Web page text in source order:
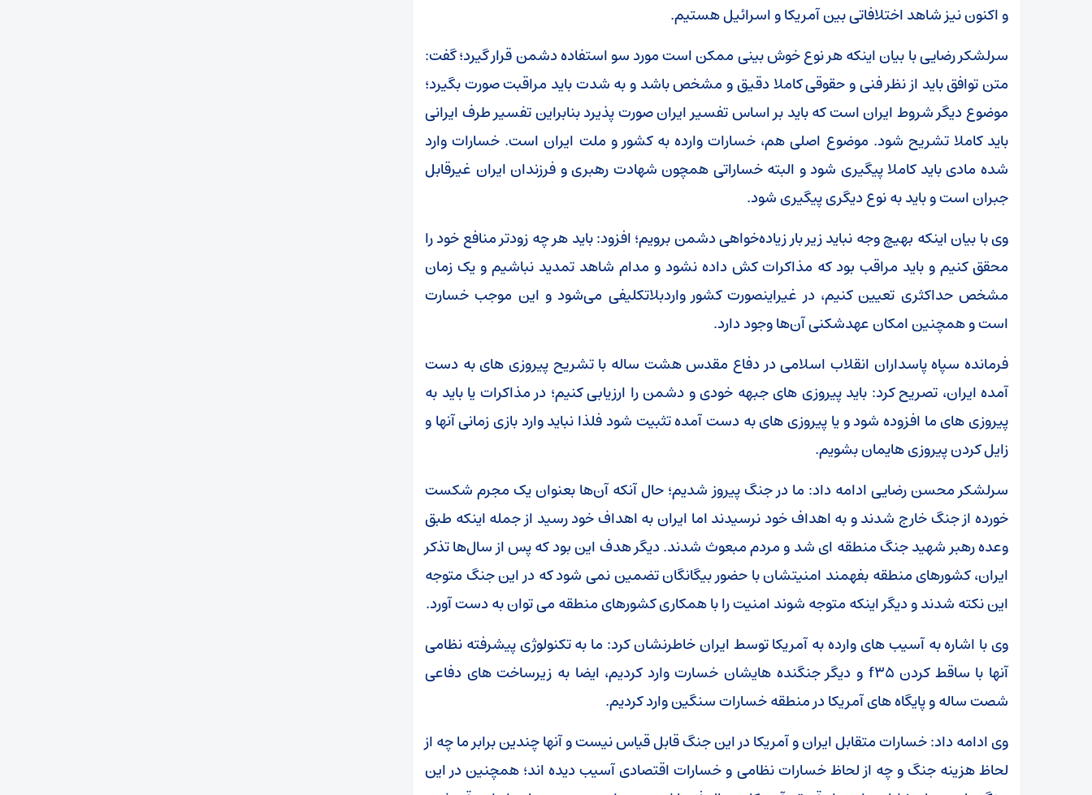
و اکنون نیز شاهد اختلافاتی بین آمریکا و اسرائیل هستیم.
سرلشکر رضایی با بیان اینکه هر نوع خوش بینی ممکن است مورد سو استفاده دشمن قرار گیرد؛ گفت:
متن توافق باید از نظر فنی و حقوقی کاملا دقیق و مشخص باشد و به شدت باید مراقبت صورت بگیرد؛
موضوع دیگر شروط ایران است که باید بر اساس تفسیر ایران صورت پذیرد بنابراین تفسیر طرف ایرانی
باید کاملا تشریح شود. موضوع اصلی هم، خسارات وارده به کشور و ملت ایران است. خسارات وارد
شده مادی باید کاملا پیگیری شود و البته خساراتی همچون شهادت رهبری و فرزندان ایران غیرقابل
جبران است و باید به نوع دیگری پیگیری شود.
وی با بیان اینکه بهیچ وجه نباید زیر بار زیاده‌خواهی دشمن برویم؛ افزود: باید هر چه زودتر منافع خود را
محقق کنیم و باید مراقب بود که مذاکرات کش داده نشود و مدام شاهد تمدید نباشیم و یک زمان
مشخص حداکثری تعیین کنیم، در غیراینصورت کشور واردبلاتکلیفی می‌شود و این موجب خسارت
است و همچنین امکان عهدشکنی آن‌ها وجود دارد.
فرمانده سپاه پاسداران انقلاب اسلامی در دفاع مقدس هشت ساله با تشریح پیروزی های به دست
آمده ایران، تصریح کرد: باید پیروزی های جبهه خودی و دشمن را ارزیابی کنیم؛ در مذاکرات یا باید به
پیروزی های ما افزوده شود و یا پیروزی های به دست آمده تثبیت شود فلذا نباید وارد بازی زمانی آنها و
زایل کردن پیروزی هایمان بشویم.
سرلشکر محسن رضایی ادامه داد: ما در جنگ پیروز شدیم؛ حال آنکه آن‌ها بعنوان یک مجرم شکست
خورده از جنگ خارج شدند و به اهداف خود نرسیدند اما ایران به اهداف خود رسید از جمله اینکه طبق
وعده رهبر شهید جنگ منطقه ای شد و مردم مبعوث شدند. دیگر هدف این بود که پس از سال‌ها تذکر
ایران، کشورهای منطقه بفهمند امنیتشان با حضور بیگانگان تضمین نمی شود که در این جنگ متوجه
این نکته شدند و دیگر اینکه متوجه شوند امنیت را با همکاری کشورهای منطقه می توان به دست آورد.
وی با اشاره به آسیب های وارده به آمریکا توسط ایران خاطرنشان کرد: ما به تکنولوژی پیشرفته نظامی
آنها با ساقط کردن f۳۵ و دیگر جنگنده هایشان خسارت وارد کردیم، ایضا به زیرساخت های دفاعی
شصت ساله و پایگاه های آمریکا در منطقه خسارات سنگین وارد کردیم.
وی ادامه داد: خسارات متقابل ایران و آمریکا در این جنگ قابل قیاس نیست و آنها چندین برابر ما چه از
لحاظ هزینه جنگ و چه از لحاظ خسارات نظامی و خسارات اقتصادی آسیب دیده اند؛ همچنین در این